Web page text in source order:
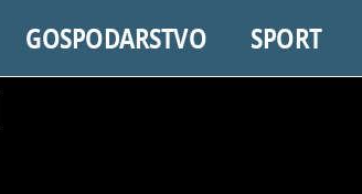
GOSPODARSTVO SPORT